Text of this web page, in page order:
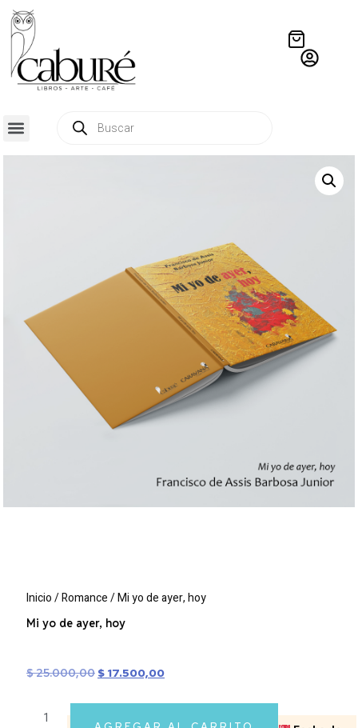
Inicio/Romance/ Mi yo de ayer, hoy
Mi yo de ayer, hoy
$25.000,00 $ 17.500,00